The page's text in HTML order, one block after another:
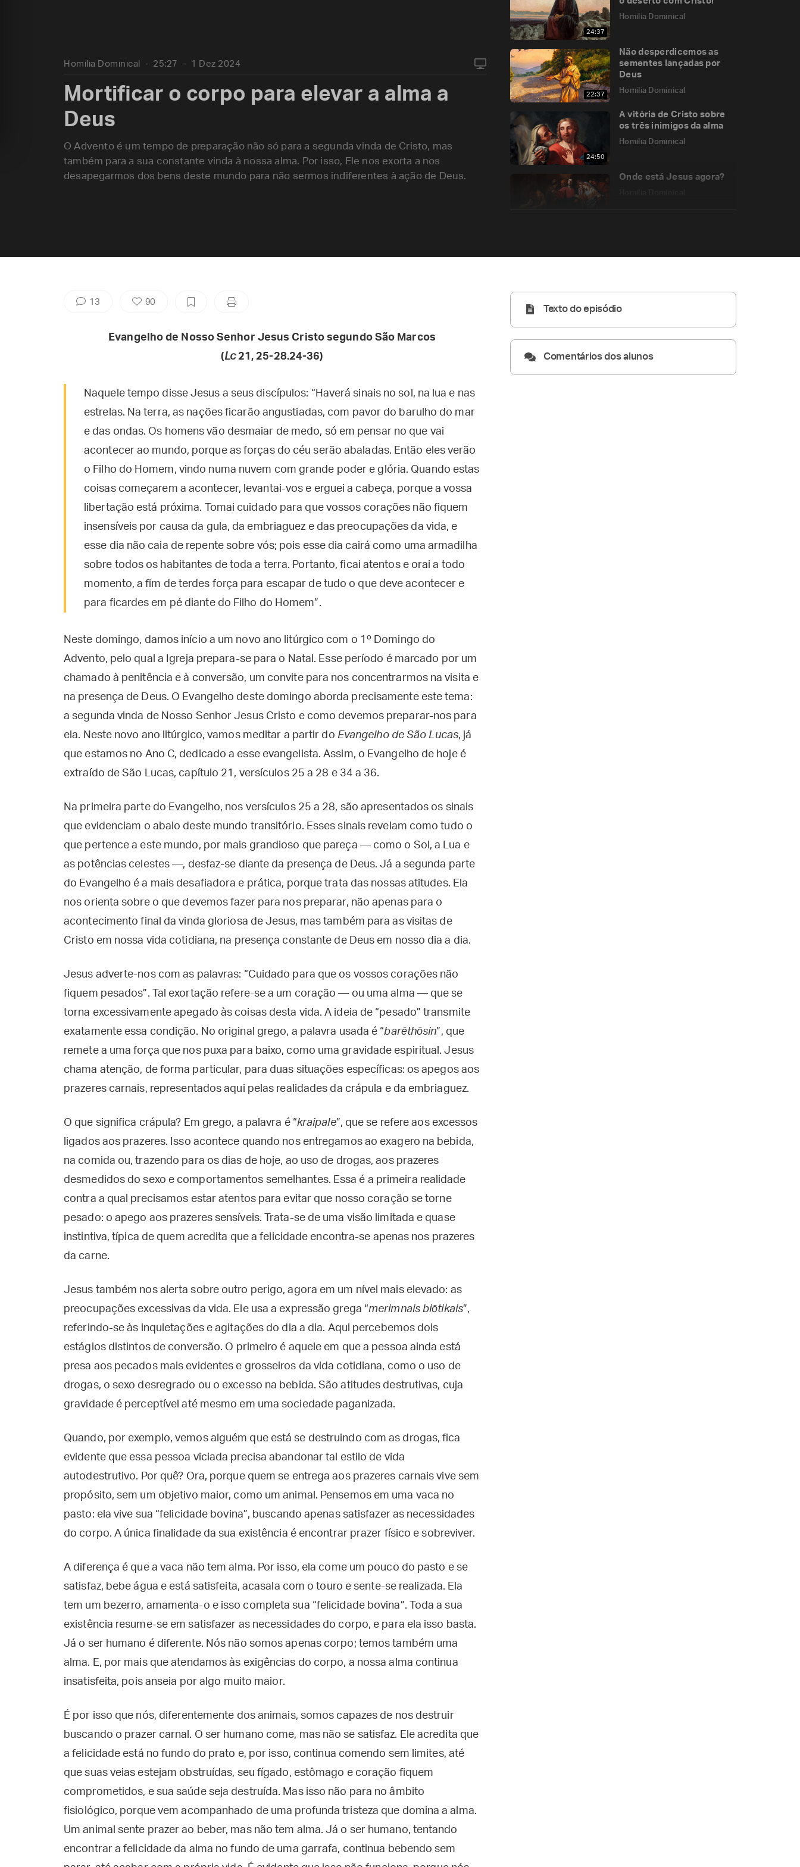
24:37
Homilia Dominical
22:37
Não desperdicemos as
sementes lançadas por
Deus
Homilia Dominical
24:50
A vitória de Cristo sobre
os três inimigos da alma
Homilia Dominical
Onde está Jesus agora?
Homilia Dominical 25:27 1 Dez 2024
Mortificar o corpo para elevar a alma a
Deus
O Advento é um tempo de preparação não só para a segunda vinda de Cristo, mas
também para a sua constante vinda à nossa alma. Por isso, Ele nos exorta a nos
desapegarmos dos bens deste mundo para não sermos indiferentes à ação de Deus.
13 90
Evangelho de Nosso Senhor Jesus Cristo segundo São Marcos
(Lc21, 25-28.24-36)
Naquele tempo disse Jesus a seus discípulos: “Haverá sinais no sol, na lua e nas
estrelas. Na terra, as nações ficarão angustiadas, com pavor do barulho do mar
e das ondas. Os homens vão desmaiar de medo, só em pensar no que vai
acontecer ao mundo, porque as forças do céu serão abaladas. Então eles verão
o Filho do Homem, vindo numa nuvem com grande poder e glória. Quando estas
coisas começarem a acontecer, levantai-vos e erguei a cabeça, porque a vossa
libertação está próxima. Tomai cuidado para que vossos corações não fiquem
insensíveis por causa da gula, da embriaguez e das preocupações da vida, e
esse dia não caia de repente sobre vós; pois esse dia cairá como uma armadilha
sobre todos os habitantes de toda a terra. Portanto, ficai atentos e orai a todo
momento, a fim de terdes força para escapar de tudo o que deve acontecer e
para ficardes em pé diante do Filho do Homem”.
Neste domingo, damos início a um novo ano litúrgico com o 1º Domingo do
Advento, pelo qual a Igreja prepara-se para o Natal. Esse período é marcado por um
chamado à penitência e à conversão, um convite para nos concentrarmos na visita e
na presença de Deus. O Evangelho deste domingo aborda precisamente este tema:
a segunda vinda de Nosso Senhor Jesus Cristo e como devemos preparar-nos para
ela. Neste novo ano litúrgico, vamos meditar a partir do Evangelho de São Lucas, já
que estamos no Ano C, dedicado a esse evangelista. Assim, o Evangelho de hoje é
extraído de São Lucas, capítulo 21, versículos 25 a 28 e 34 a 36.
Na primeira parte do Evangelho, nos versículos 25 a 28, são apresentados os sinais
que evidenciam o abalo deste mundo transitório. Esses sinais revelam como tudo o
que pertence a este mundo, por mais grandioso que pareça — como o Sol, a Lua e
as potências celestes —, desfaz-se diante da presença de Deus. Já a segunda parte
do Evangelho é a mais desafiadora e prática, porque trata das nossas atitudes. Ela
nos orienta sobre o que devemos fazer para nos preparar, não apenas para o
acontecimento final da vinda gloriosa de Jesus, mas também para as visitas de
Cristo em nossa vida cotidiana, na presença constante de Deus em nosso dia a dia.
Jesus adverte-nos com as palavras: “Cuidado para que os vossos corações não
fiquem pesados”. Tal exortação refere-se a um coração — ou uma alma — que se
torna excessivamente apegado às coisas desta vida. A ideia de “pesado” transmite
exatamente essa condição. No original grego, a palavra usada é “barēthōsin”, que
remete a uma força que nos puxa para baixo, como uma gravidade espiritual. Jesus
chama atenção, de forma particular, para duas situações específicas: os apegos aos
prazeres carnais, representados aqui pelas realidades da crápula e da embriaguez.
O que significa crápula? Em grego, a palavra é “kraipale”, que se refere aos excessos
ligados aos prazeres. Isso acontece quando nos entregamos ao exagero na bebida,
na comida ou, trazendo para os dias de hoje, ao uso de drogas, aos prazeres
desmedidos do sexo e comportamentos semelhantes. Essa é a primeira realidade
contra a qual precisamos estar atentos para evitar que nosso coração se torne
pesado: o apego aos prazeres sensíveis. Trata-se de uma visão limitada e quase
instintiva, típica de quem acredita que a felicidade encontra-se apenas nos prazeres
da carne.
Jesus também nos alerta sobre outro perigo, agora em um nível mais elevado: as
preocupações excessivas da vida. Ele usa a expressão grega “merimnais biōtikais”,
referindo-se às inquietações e agitações do dia a dia. Aqui percebemos dois
estágios distintos de conversão. O primeiro é aquele em que a pessoa ainda está
presa aos pecados mais evidentes e grosseiros da vida cotidiana, como o uso de
drogas, o sexo desregrado ou o excesso na bebida. São atitudes destrutivas, cuja
gravidade é perceptível até mesmo em uma sociedade paganizada.
Quando, por exemplo, vemos alguém que está se destruindo com as drogas, fica
evidente que essa pessoa viciada precisa abandonar tal estilo de vida
autodestrutivo. Por quê? Ora, porque quem se entrega aos prazeres carnais vive sem
propósito, sem um objetivo maior, como um animal. Pensemos em uma vaca no
pasto: ela vive sua “felicidade bovina”, buscando apenas satisfazer as necessidades
do corpo. A única finalidade da sua existência é encontrar prazer físico e sobreviver.
A diferença é que a vaca não tem alma. Por isso, ela come um pouco do pasto e se
satisfaz, bebe água e está satisfeita, acasala com o touro e sente-se realizada. Ela
tem um bezerro, amamenta-o e isso completa sua “felicidade bovina”. Toda a sua
existência resume-se em satisfazer as necessidades do corpo, e para ela isso basta.
Já o ser humano é diferente. Nós não somos apenas corpo; temos também uma
alma. E, por mais que atendamos às exigências do corpo, a nossa alma continua
insatisfeita, pois anseia por algo muito maior.
É por isso que nós, diferentemente dos animais, somos capazes de nos destruir
buscando o prazer carnal. O ser humano come, mas não se satisfaz. Ele acredita que
a felicidade está no fundo do prato e, por isso, continua comendo sem limites, até
que suas veias estejam obstruídas, seu fígado, estômago e coração fiquem
comprometidos, e sua saúde seja destruída. Mas isso não para no âmbito
fisiológico, porque vem acompanhado de uma profunda tristeza que domina a alma.
Um animal sente prazer ao beber, mas não tem alma. Já o ser humano, tentando
encontrar a felicidade da alma no fundo de uma garrafa, continua bebendo sem
Texto do episódio
Comentários dos alunos